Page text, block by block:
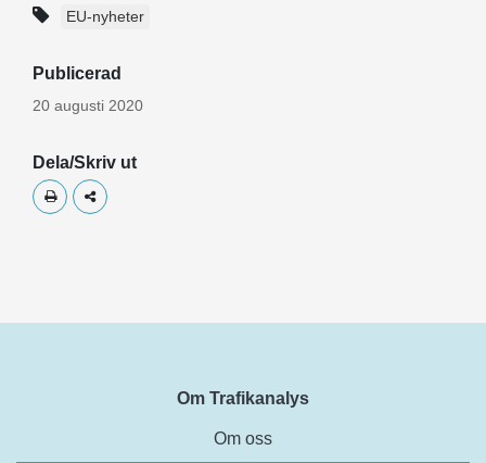
EU-nyheter
Publicerad
20 augusti 2020
Dela/Skriv ut
Skriv utDela
Om Trafikanalys
Om oss